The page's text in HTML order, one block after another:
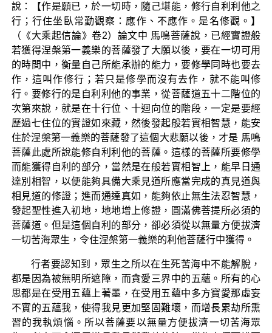
說：【作是願已，於一切時，隨己堪能，修行自利利他之
行；行住坐臥常勤觀察：應作、不應作。是名修觀。】
（《大乘起信論》卷2）論文中 馬鳴菩薩說，已經實證般
若獲得涅槃第一義樂的菩薩發了大願以後，要在一切可用
的時間中，衡量自己所能承辦的能力，要修學同時也要去
作，這叫作修行；若只是修學而沒有去作，就不能叫修
行。要修行的是自利利他的事業，從菩薩道五十二階位的
次第來說，就是在十行位、十迴向位的階段，一定是要經
歷過七住位的實證如來藏，然後發起般若實相智慧，能安
住於涅槃第一義樂的菩薩發了這個大悲願以後，才是 馬鳴
菩薩此處所說能修自利利他的菩薩。這樣的菩薩所要修學
而能獲得自利的部分，當然是在般若實相智上，能早日通
達別相智，以便能夠具備大乘見道所應當完成的真見道與
相見道的修證；進而通達真如，能夠依止無生法忍智慧，
發起聖性進入初地，地地增上修證，圓滿佛菩提所必須的
菩薩道。但是這個自利的部分，卻必須從以無量方便拔濟
一切苦海眾生，令住涅槃第一義樂的利他菩薩行中獲得。
行者要認知到，眾生之所以在生死苦海中不能解脫，
都是因為被無明所遮障，而貪愛三界中的五蘊。所有的心
思都是在受用五蘊上著墨，在受用五蘊中多方寶愛那虛妄
不實的五蘊我，使得我見更加堅固難壞，而增長累劫所熏
習的我執煩惱。所以菩薩要以無量方便拔濟一切苦海眾